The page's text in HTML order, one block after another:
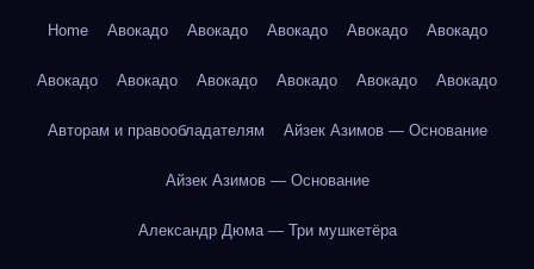
Home Авокадо Авокадо Авокадо Авокадо Авокадо
Авокадо Авокадо Авокадо Авокадо Авокадо Авокадо
Авторам и правообладателям Айзек Азимов — Основание
Айзек Азимов — Основание
Александр Дюма — Три мушкетёра